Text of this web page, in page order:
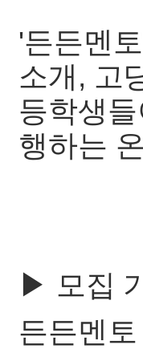
'든든멘
소개, 고
등학생
행하는
▶ 모집
든든멘토